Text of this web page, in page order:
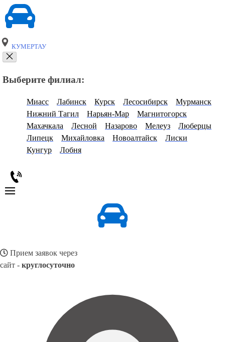
КУМЕРТАУ
Выберите филиал:
Миасс Лабинск Курск Лесосибирск
Мурманск
Нижний Тагил
Нарьян-Мар
Магнитогорск
Махачкала
Лесной Назарово Мелеуз
Люберцы
Липецк
Михайловка Новоалтайск
Лиски
Кунгур
Лобня
Прием заявок через
сайт - круглосуточно